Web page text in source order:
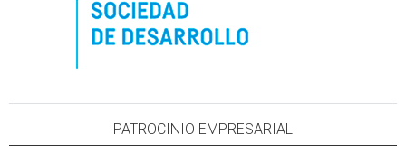
PATROCINIO EMPRESARIAL